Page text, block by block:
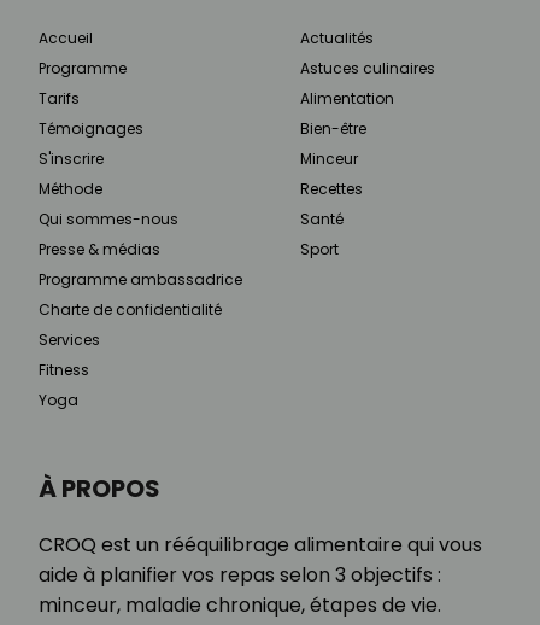
À PROPOS
CROQ est un rééquilibrage alimentaire qui vous
aide à planifier vos repas selon 3 objectifs :
minceur, maladie chronique, étapes de vie.
Accueil
Programme
Tarifs
Témoignages
S'inscrire
Méthode
Qui sommes-nous
Presse & médias
Programme ambassadrice
Charte de confidentialité
Services
Fitness
Yoga
Actualités
Astuces culinaires
Alimentation
Bien-être
Minceur
Recettes
Santé
Sport